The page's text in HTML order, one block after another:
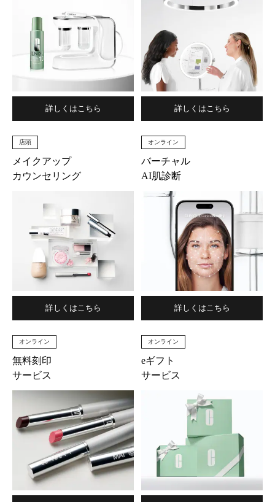
詳しくはこちら 詳しくはこちら
店頭
メイクアップ
カウンセリング
詳しくはこちら
オンライン
バーチャル
AI肌診断
詳しくはこちら
オンライン
無料刻印
サービス
オンライン
eギフト
サービス